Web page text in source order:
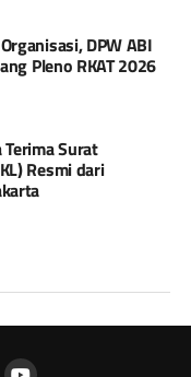
DPW ABI
Pleno RKAT 2026
Terima Surat
Resmi dari